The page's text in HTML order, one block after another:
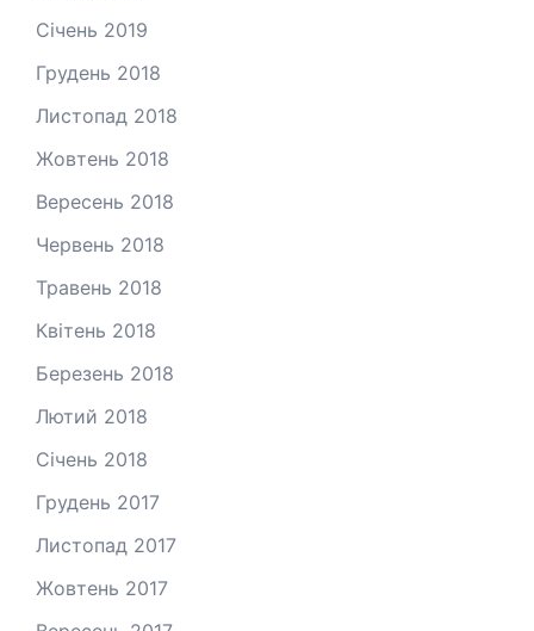
Січень 2019
Грудень 2018
Листопад 2018
Жовтень 2018
Вересень 2018
Червень 2018
Травень 2018
Квітень 2018
Березень 2018
Лютий 2018
Січень 2018
Грудень 2017
Листопад 2017
Жовтень 2017